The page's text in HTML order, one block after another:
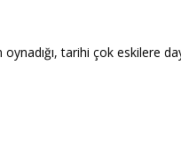
tarihi çok eskilere